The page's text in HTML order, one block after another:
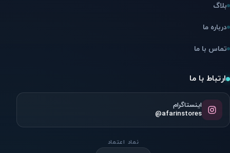
بلاگ
درباره ما
تماس با ما
ارتباط با ما
اینستاگرام
@afarinstores
نماد اعتماد